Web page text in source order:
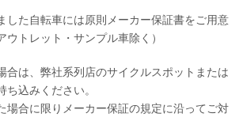
した自転車には原則メーカー保証書をご用意
トレット・サンプル車除く）
合は、弊社系列店のサイクルスポットまたは
ち込みください。
場合に限りメーカー保証の規定に沿ってご対